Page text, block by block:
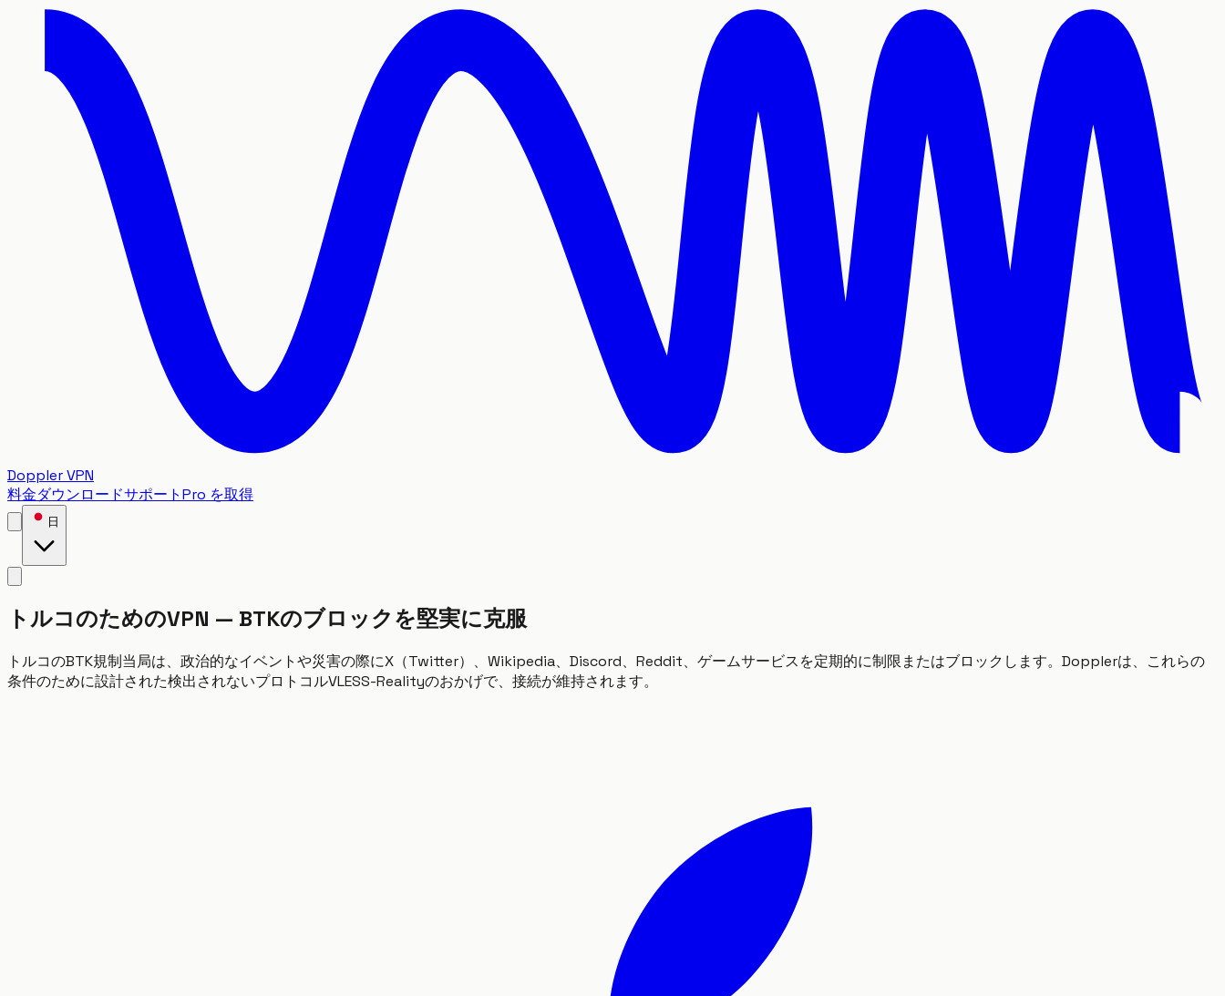
Doppler VPN
料金ダウンロードサポートPro を取得
日
トルコのためのVPN — BTKのブロックを堅実に克服
トルコのBTK規制当局は、政治的なイベントや災害の際にX（Twitter）、Wikipedia、Discord、Reddit、ゲームサービスを定期的に制限またはブロックします。Dopplerは、これらの
条件のために設計された検出されないプロトコルVLESS-Realityのおかげで、接続が維持されます。